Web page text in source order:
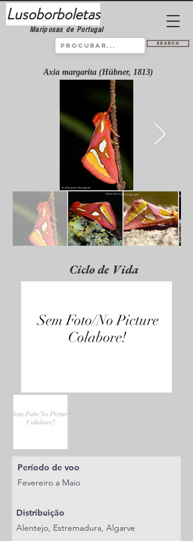
Lusoborboletas
Mariposas de Portugal
Search
Axia margarita (Hübner, 1813)
Ciclo de Vida
Período de voo
Fevereiro a Maio
Distribuição
Alentejo, Estremadura, Algarve